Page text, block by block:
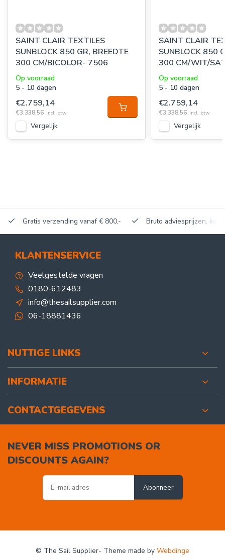
SAINT CLAIR TEXTILES
SUNBLOCK 850 GR, BREEDTE
300 CM/BICOLOR- 7506
Op voorraad
5 - 10 dagen
€2.759,14
€3.338,56 Incl. btw
Vergelijk
SAINT CLAIR
SUNBLOCK 850
300 CM/WIT/
Op voorraad
5 - 10 dagen
€2.759,14
€3.338,56 Incl. btw
Vergelijk
Gratis verzending vanaf € 800,- Bruto adviesprijzen,
KLANTENSERVICE
Veelgestelde vragen
0180-612483
info@thesailsupplier.com
06-18881436
NUTTIGE LINKS
INFORMATIE
CONTACTGEGEVENS
NEVER MISS PROMOTIONS OR
DISCOUNTS AGAIN?
Abonneer
© The Sail Supplier- Theme made by Webdinge